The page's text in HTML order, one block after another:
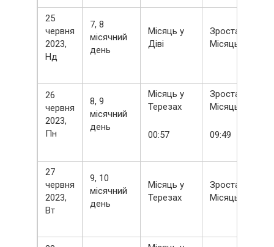
25
червня
2023,
Нд
7, 8
місячний
день
Місяць у
Діві
Зростаючий
Місяць
26
червня
2023,
Пн
8, 9
місячний
день
Місяць у
Терезах
00:57
Зростаючий
Місяць
09:49
27
червня
2023,
Вт
9, 10
місячний
день
Місяць у
Терезах
Зростаючий
Місяць